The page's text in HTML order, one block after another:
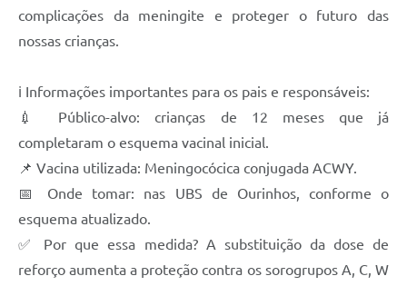
complicações da meningite e proteger o futuro das
nossas crianças.
ℹ️ Informações importantes para os pais e responsáveis:
💉 Público-alvo: crianças de 12 meses que já
completaram o esquema vacinal inicial.
📌 Vacina utilizada: Meningocócica conjugada ACWY.
📅 Onde tomar: nas UBS de Ourinhos, conforme o
esquema atualizado.
✅ Por que essa medida? A substituição da dose de
reforço aumenta a proteção contra os sorogrupos A, C, W